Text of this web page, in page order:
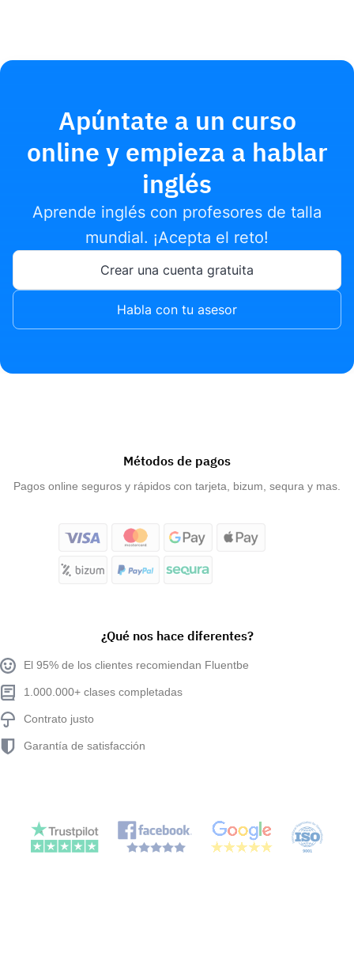
Apúntate a un curso
online y empieza a hablar
inglés
Aprende inglés con profesores de talla
mundial. ¡Acepta el reto!
Crear una cuenta gratuita
Habla con tu asesor
Métodos de pagos
Pagos online seguros y rápidos con tarjeta, bizum, sequra y mas.
¿Qué nos hace diferentes?
El 95% de los clientes recomiendan Fluentbe
1.000.000+ clases completadas
Contrato justo
Garantía de satisfacción